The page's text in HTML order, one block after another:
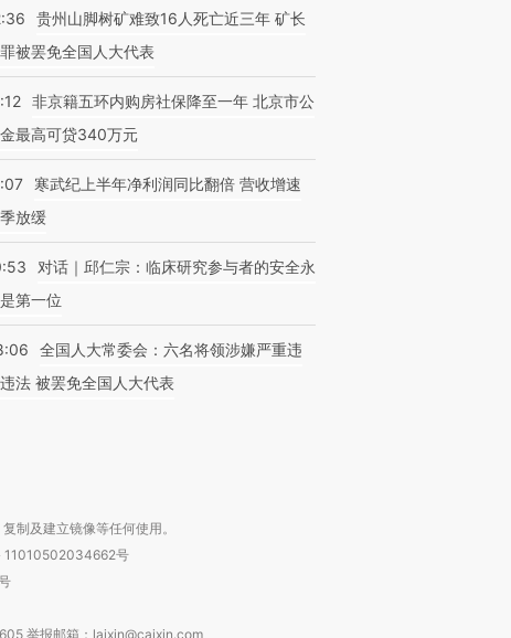
跨国走私7万
检体内含3种
视线｜被称为“蟑螂”的印
度Z世代 用街头抗争将教
视线｜“入侵”还是“人道危
机”？难民潮撕裂西班牙
第四届链博
贵州山脚树矿难致16人死亡近三年 矿长
被罢免全国人大代表
非京籍五环内购房社保降至一年 北京市公
最高可贷340万元
寒武纪上半年净利润同比翻倍 营收增速
放缓
对话｜邱仁宗：临床研究参与者的安全永
第一位
全国人大常委会：六名将领涉嫌严重违
法 被罢免全国人大代表
制及建立镜像等任何使用。
11010502034662号
举报邮箱：laixin@caixin.com